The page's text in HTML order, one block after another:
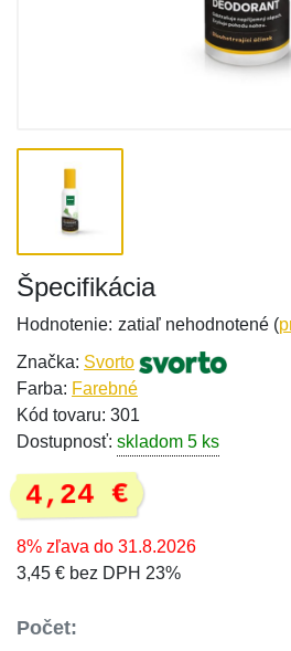
Špecifikácia
Hodnotenie: zatiaľ nehodnotené (
Značka: Svorto
Farba: Farebné
Kód tovaru: 301
Dostupnosť: skladom 5 ks
4,24 €
8% zľava do 31.8.2026
3,45 € bez DPH 23%
Počet: